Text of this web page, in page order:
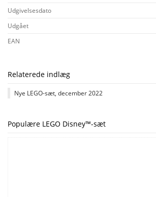
Udgivelsesdato
Udgået
EAN
Relaterede indlæg
Nye LEGO-sæt, december 2022
Populære LEGO Disney™-sæt